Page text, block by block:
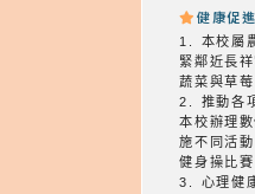
健康促
1. 本校屬
緊鄰近長
蔬菜與草
2. 推動各
本校辦理
施不同活
健身操比
3. 心理健